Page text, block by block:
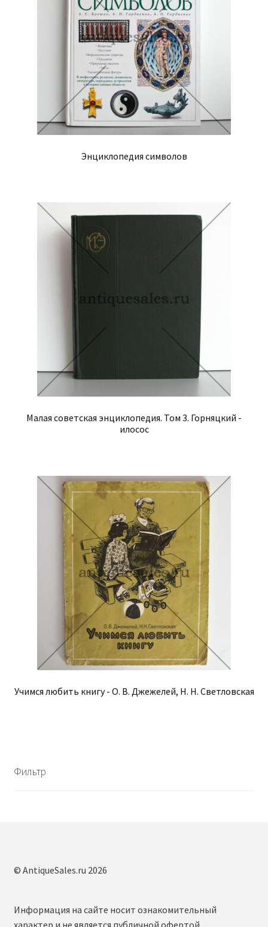
Энциклопедия символов
Малая советская энциклопедия. Том 3. Горняцкий -
илосос
Учимся любить книгу - О. В. Джежелей, Н. Н. Светловская
Фильтр
© AntiqueSales.ru 2026
Информация на сайте носит ознакомительный